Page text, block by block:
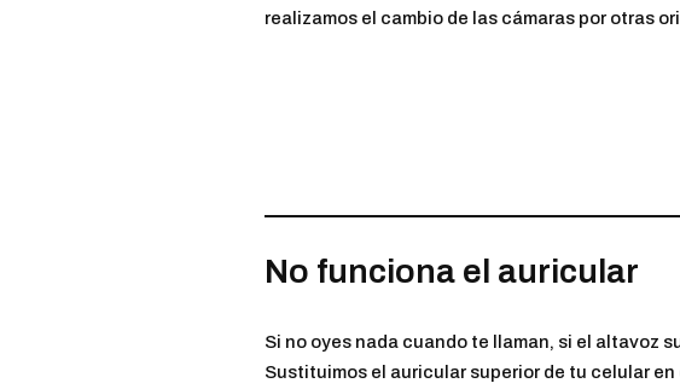
realizamos el cambio de las cámaras por otras
No funciona el auricular
Si no oyes nada cuando te llaman, si el altavoz
Sustituimos el auricular superior de tu celular en